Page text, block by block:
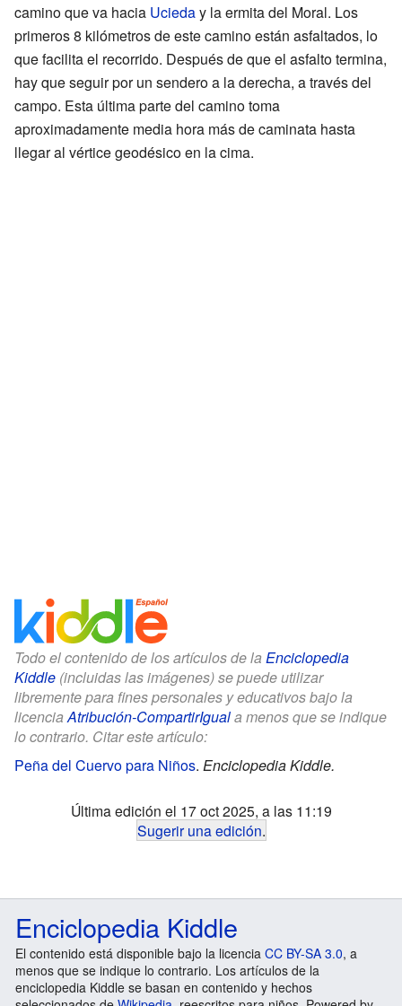
camino que va hacia Ucieday la ermita del Moral. Los
primeros 8 kilómetros de este camino están asfaltados, lo
que facilita el recorrido. Después de que el asfalto termina,
hay que seguir por un sendero a la derecha, a través del
campo. Esta última parte del camino toma
aproximadamente media hora más de caminata hasta
llegar al vértice geodésico en la cima.
Todo el contenido de los artículos de la Enciclopedia
Kiddle (incluidas las imágenes) se puede utilizar
libremente para fines personales y educativos bajo la
licenciaAtribución-CompartirIguala menos que se indique
lo contrario. Citar este artículo:
Peña del Cuervo para Niños. Enciclopedia Kiddle.
Última edición el 17 oct 2025, a las 11:19
Sugerir una edición.
Enciclopedia Kiddle
El contenido está disponible bajo la licencia CC BY-SA 3.0, a
menos que se indique lo contrario. Los artículos de la
enciclopedia Kiddle se basan en contenido y hechos